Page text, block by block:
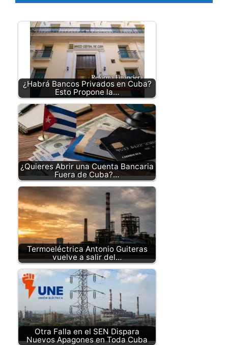
¿Habrá Bancos Privados en Cuba?
Esto Propone la…
¿Quieres Abrir una Cuenta Bancaria
Fuera de Cuba?…
Termoeléctrica Antonio Guiteras
vuelve a salir del…
Otra Falla en el SEN Dispara
Nuevos Apagones en Toda Cuba